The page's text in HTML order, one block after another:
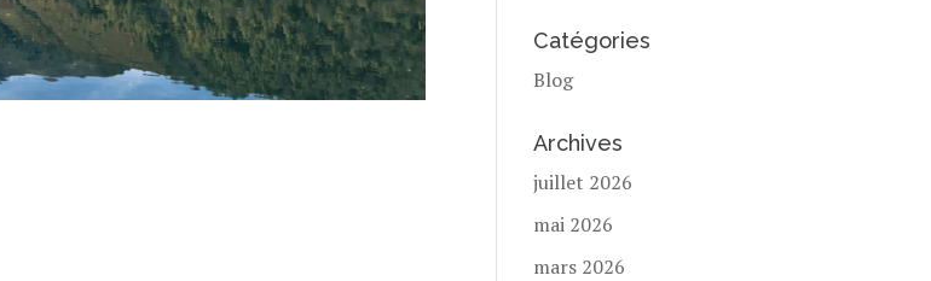
Catégories
Blog
Archives
juillet 2026
mai 2026
mars 2026